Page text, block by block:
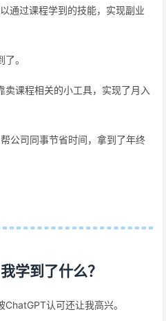
通过课程学到的技能，实现副业
。
课程相关的小工具，实现了月入
公司同事节省时间，拿到了年终
学到了什么？
认可还让我高兴。